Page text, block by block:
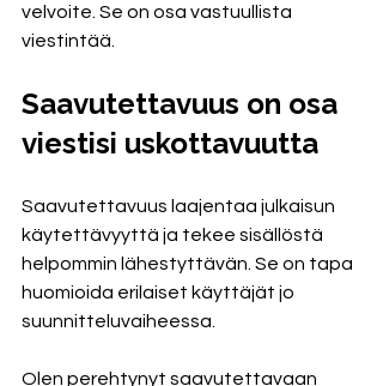
velvoite. Se on osa vastuullista
viestintää.
Saavutettavuus on osa
viestisi uskottavuutta
Saavutettavuus laajentaa julkaisun
käytettävyyttä ja tekee sisällöstä
helpommin lähestyttävän. Se on tapa
huomioida erilaiset käyttäjät jo
suunnitteluvaiheessa.
Olen perehtynyt saavutettavaan